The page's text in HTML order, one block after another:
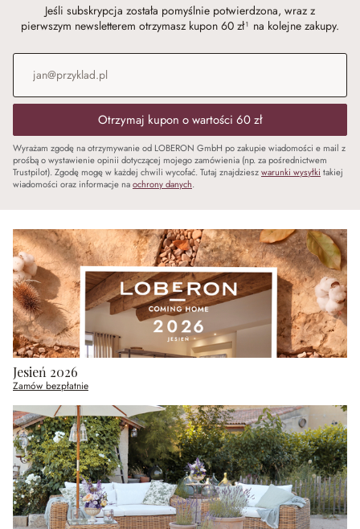
Jeśli subskrypcja została pomyślnie potwierdzona, wraz z
pierwszym newsletterem otrzymasz kupon 60 zł¹ na kolejne zakupy.
Adres e-mail
Otrzymaj kupon o wartości 60 zł
Wyrażam zgodę na otrzymywanie od LOBERON GmbH po zakupie wiadomości e mail z
prośbą o wystawienie opinii dotyczącej mojego zamówienia (np. za pośrednictwem
Trustpilot). Zgodę mogę w każdej chwili wycofać. Tutaj znajdzieszwarunki wysyłki takiej
wiadomości oraz informacje naochrony danych.
Jesień 2026
Zamów bezpłatnie